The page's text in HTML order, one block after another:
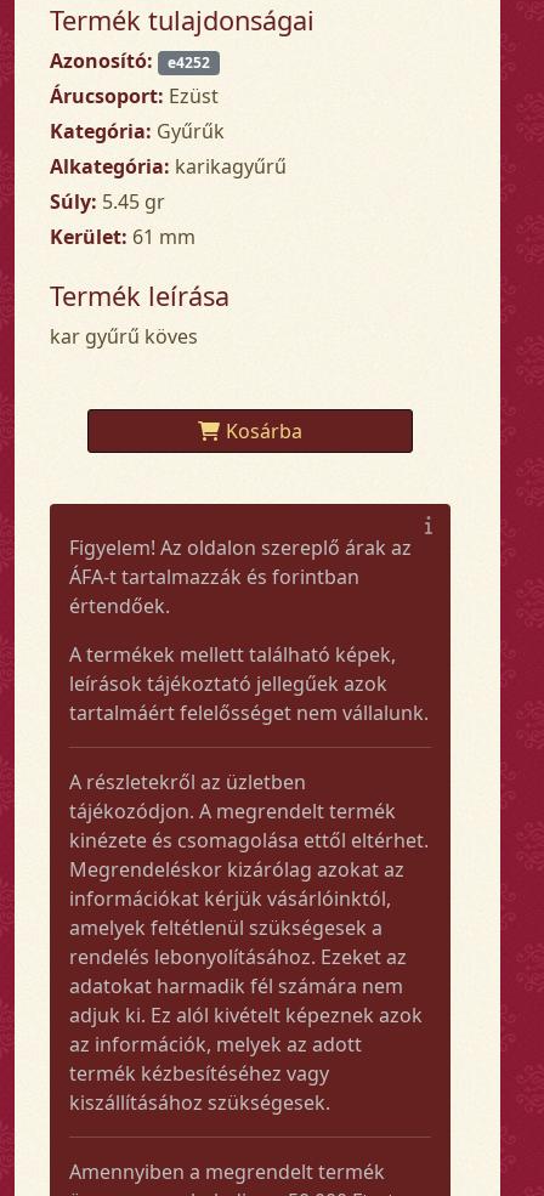
Termék tulajdonságai
Azonosító: e4252
Árucsoport: Ezüst
Kategória: Gyűrűk
Alkategória: karikagyűrű
Súly: 5.45 gr
Kerület: 61 mm
Termék leírása
kar gyűrű köves
Kosárba
Figyelem! Az oldalon szereplő árak az
ÁFA-t tartalmazzák és forintban
értendőek.
A termékek mellett található képek,
leírások tájékoztató jellegűek azok
tartalmáért felelősséget nem vállalunk.
A részletekről az üzletben
tájékozódjon. A megrendelt termék
kinézete és csomagolása ettől eltérhet.
Megrendeléskor kizárólag azokat az
információkat kérjük vásárlóinktól,
amelyek feltétlenül szükségesek a
rendelés lebonyolításához. Ezeket az
adatokat harmadik fél számára nem
adjuk ki. Ez alól kivételt képeznek azok
az információk, melyek az adott
termék kézbesítéséhez vagy
kiszállításához szükségesek.
Amennyiben a megrendelt termék